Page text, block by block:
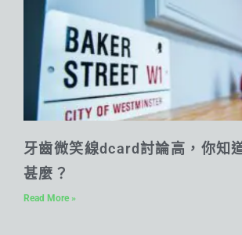
牙齒微笑線dcard討論高，你知
甚麼？
Read More »